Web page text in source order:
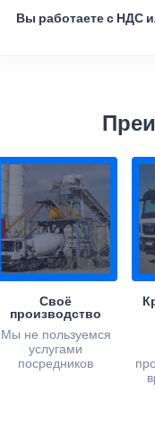
Вы работаете с НДС
Своё
производство
Мы не пользуемся
услугами
посредников